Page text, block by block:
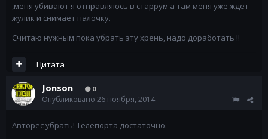
,меня убивают я отправляюсь в старрум а там меня уже ждёт
жулик и снимает палочку.
Считаю нужным пока убрать эту хрень, надо доработать !!
Цитата
Jonson 0
Опубликовано 26 ноября, 2014
Авторес убрать! Телепорта достаточно.